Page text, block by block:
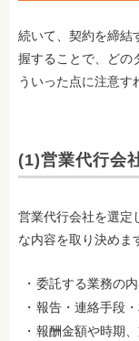
続いて、契約を締結
握することで、どの
ういった点に注意す
(1)営業代行会
営業代行会社を選定
な内容を取り決めま
委託する業務の
報告・連絡手段
報酬金額や時期